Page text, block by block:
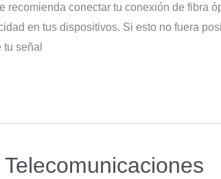
conectar tu conexión de fibra
en tus dispositivos. Si esto no fuera
señal